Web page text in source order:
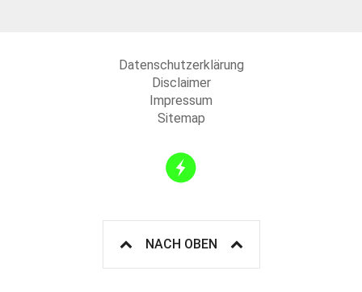
Datenschutzerklärung
Disclaimer
Impressum
Sitemap
NACH OBEN